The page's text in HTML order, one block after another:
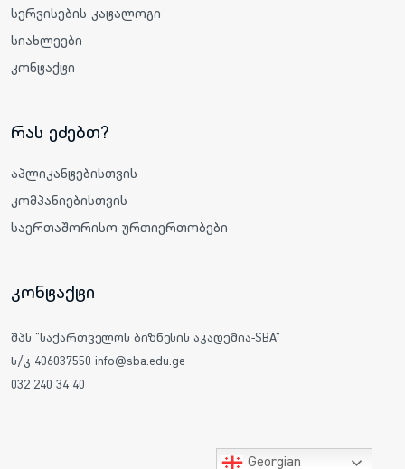
სერვისების კატალოგი
სიახლეები
კონტაქტი
რას ეძებთ?
აპლიკანტებისთვის
კომპანიებისთვის
საერთაშორისო ურთიერთობები
კონტაქტი
შპს "საქართველოს ბიზნესის აკადემია-SBA"
ს/კ 406037550 info@sba.edu.ge
032 240 34 40
Georgian